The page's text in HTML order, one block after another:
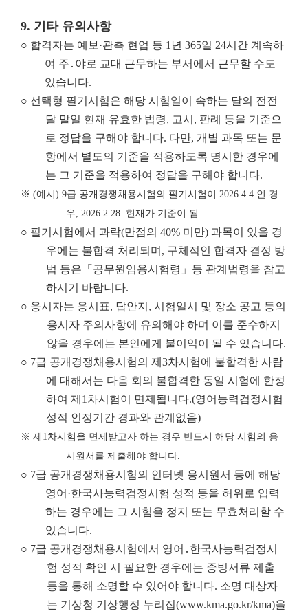
9. 기타 유의사항
○ 합격자는 예보·관측 현업 등 1년 365일 24시간 계속하
여 주․야로 교대 근무하는 부서에서 근무할 수도
있습니다.
○ 선택형 필기시험은 해당 시험일이 속하는 달의 전전
달 말일 현재 유효한 법령, 고시, 판례 등을 기준으
로 정답을 구해야 합니다. 다만, 개별 과목 또는 문
항에서 별도의 기준을 적용하도록 명시한 경우에
는 그 기준을 적용하여 정답을 구해야 합니다.
※ (예시) 9급 공개경쟁채용시험의 필기시험이 2026.4.4. 인 경
우 , 2026.2.28. 현재가 기준이 됨
○ 필기시험에서 과락(만점의 40% 미만) 과목이 있을 경
우에는 불합격 처리되며, 구체적인 합격자 결정 방
법 등은「공무원임용시험령」등 관계법령을 참고
하시기 바랍니다.
○ 응시자는 응시표, 답안지, 시험일시 및 장소 공고 등의
응시자 주의사항에 유의해야 하며 이를 준수하지
않을 경우에는 본인에게 불이익이 될 수 있습니다.
○ 7급 공개경쟁채용시험의 제3차시험에 불합격한 사람
에 대해서는 다음 회의 불합격한 동일 시험에 한정
하여 제1차시험이 면제됩니다.(영어능력검정시험
성적 인정기간 경과와 관계없음)
※ 제 1 차시험을 면제받고자 하는 경우 반드시 해당 시험의 응
시원서를 제출해야 합니다
○ 7급 공개경쟁채용시험의 인터넷 응시원서 등에 해당
영어·한국사능력검정시험 성적 등을 허위로 입력
하는 경우에는 그 시험을 정지 또는 무효처리할 수
있습니다.
○ 7급 공개경쟁채용시험에서 영어․한국사능력검정시
험 성적 확인 시 필요한 경우에는 증빙서류 제출
등을 통해 소명할 수 있어야 합니다. 소명 대상자
는 기상청 기상행정 누리집(www.kma.go.kr/kma)을